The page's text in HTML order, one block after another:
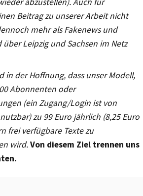
Beitrag zu unserer Arbeit nicht
mehr als Fakenews und
Leipzig und Sachsen im Netz
in der Hoffnung, dass unser Modell,
Abonnenten oder
(ein Zugang/Login ist von
zu 99 Euro jährlich (8,25 Euro
frei verfügbare Texte zu
wird.Von diesem Ziel trennen uns